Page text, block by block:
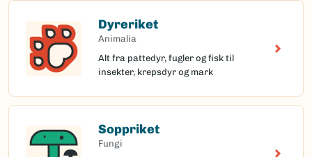
Dyreriket
Animalia
Alt fra pattedyr, fugler og fisk til
insekter, krepsdyr og mark
Soppriket
Fungi